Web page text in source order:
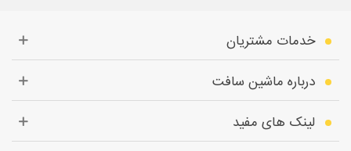
خدمات مشتریان
درباره ماشین سافت
لینک های مفید